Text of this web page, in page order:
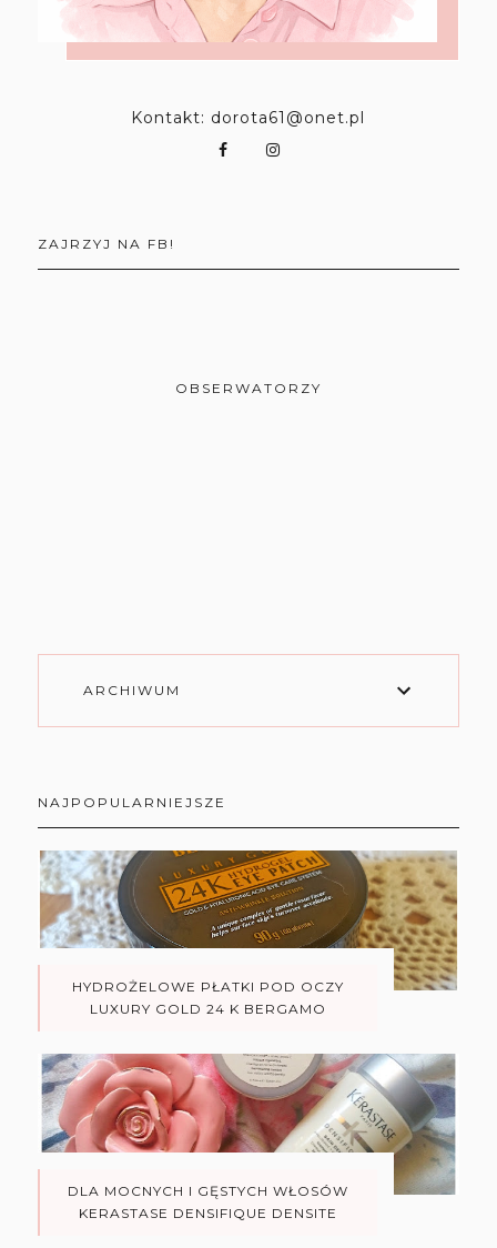
Kontakt: dorota61@onet.pl
ZAJRZYJ NA FB!
OBSERWATORZY
ARCHIWUM
NAJPOPULARNIEJSZE
HYDROŻELOWE PŁATKI POD OCZY
LUXURY GOLD 24 K BERGAMO
DLA MOCNYCH I GĘSTYCH WŁOSÓW
KERASTASE DENSIFIQUE DENSITE